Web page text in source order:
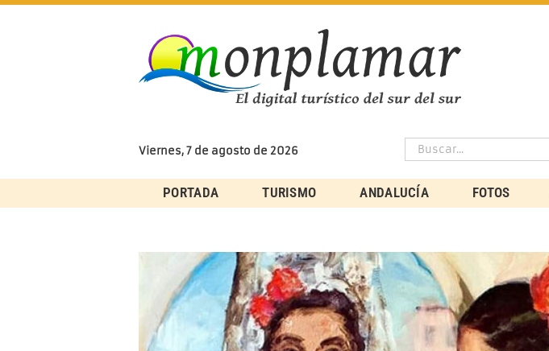
Skip
Viernes, 7 de agosto de 2026
PORTADA TURISMO ANDALUCÍA FOTOS